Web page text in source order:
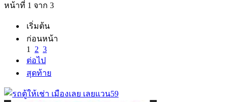
หน้าที่ 1 จาก 3
เริ่มต้น
ก่อนหน้า
1
2 3
ต่อไป
สุดท้าย